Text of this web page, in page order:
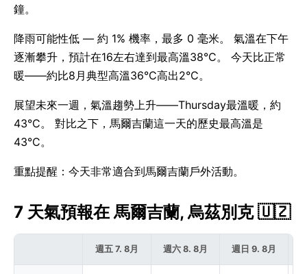
鐘。
降雨可能性低 — 約 1% 機率，最多 0 毫米。 氣溫在下午
逐漸攀升，預計在16左右達到最高溫38°C。 今天比正常
暖——約比8月典型高溫36°C高出2°C。
展望未來一週，氣溫趨勢上升——Thursday最溫暖，約
43°C。 對比之下，馬爾吉蘭這一天的歷史最高溫是
43°C。
重點提醒：今天非常適合到馬爾吉蘭戶外活動。
7 天氣預報在 馬爾吉蘭, 烏茲別克 🇺🇿
週五 7. 8月 週六 8. 8月 週日 9. 8月